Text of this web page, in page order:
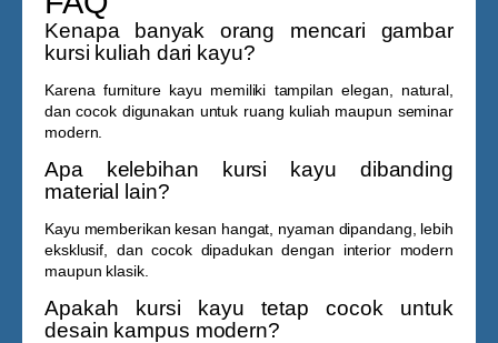
Kenapa banyak orang mencari gambar
kursi kuliah dari kayu?
Karena furniture kayu memiliki tampilan elegan, natural,
dan cocok digunakan untuk ruang kuliah maupun seminar
modern.
Apa kelebihan kursi kayu dibanding
material lain?
Kayu memberikan kesan hangat, nyaman dipandang, lebih
eksklusif, dan cocok dipadukan dengan interior modern
maupun klasik.
Apakah kursi kayu tetap cocok untuk
desain kampus modern?